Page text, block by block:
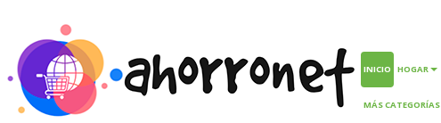
INICIO HOGAR
MÁS CATEGORÍAS